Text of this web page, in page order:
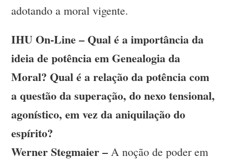
adotando a moral vigente.
IHU On-Line – Qual é a importância da
ideia de potência em Genealogia da
Moral? Qual é a relação da potência com
a questão da superação, do nexo tensional,
agonístico, em vez da aniquilação do
espírito?
Werner Stegmaier – A noção de poder em